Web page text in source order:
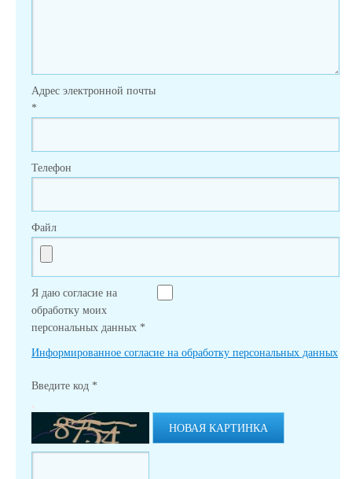
Адрес электронной почты
*
Телефон
Файл
Я даю согласие на
обработку моих
персональных данных *
Информированное согласие на обработку персональных данных
Введите код *
НОВАЯ КАРТИНКА